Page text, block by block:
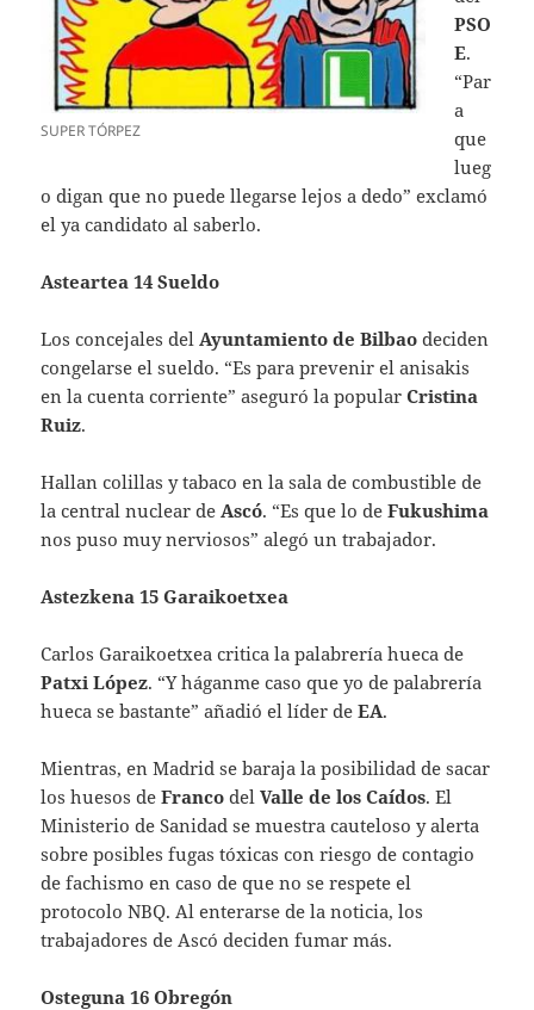
SUPER TÓRPEZ
PSO
E.
“Par
a
que
lueg
o digan que no puede llegarse lejos a dedo” exclamó
el ya candidato al saberlo.
Asteartea 14 Sueldo
Los concejales del Ayuntamiento de Bilbao deciden
congelarse el sueldo. “Es para prevenir el anisakis
en la cuenta corriente” aseguró la popularCristina
Ruiz.
Hallan colillas y tabaco en la sala de combustible de
la central nuclear de Ascó. “Es que lo deFukushima
nos puso muy nerviosos” alegó un trabajador.
Astezkena 15 Garaikoetxea
Carlos Garaikoetxea critica la palabrería hueca de
Patxi López. “Y háganme caso que yo de palabrería
hueca se bastante” añadió el líder deEA.
Mientras, en Madrid se baraja la posibilidad de sacar
los huesos deFranco delValle de los Caídos. El
Ministerio de Sanidad se muestra cauteloso y alerta
sobre posibles fugas tóxicas con riesgo de contagio
de fachismo en caso de que no se respete el
protocolo NBQ. Al enterarse de la noticia, los
trabajadores de Ascó deciden fumar más.
Osteguna 16 Obregón